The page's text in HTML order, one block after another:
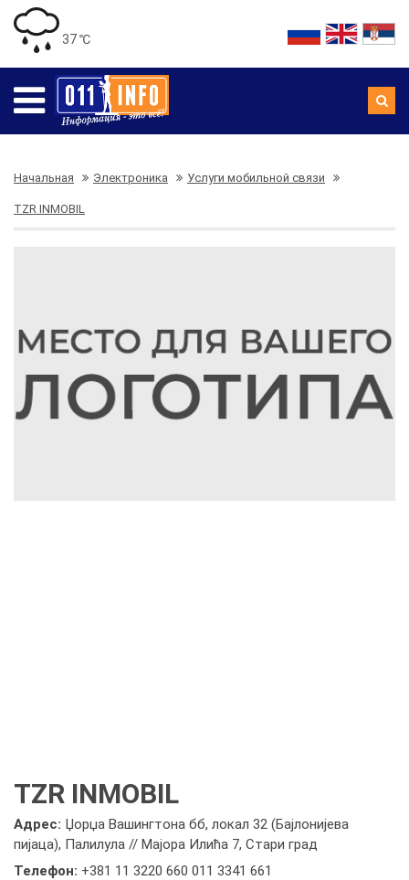
37 ℃
Начальная Электроника Услуги мобильной связи
TZR INMOBIL
TZR INMOBIL
Адрес: Џорџа Вашингтона бб, локал 32 (Бајлонијева
пијаца), Палилула // Мајора Илића 7, Стари град
Телефон: +381 11 3220 660 011 3341 661